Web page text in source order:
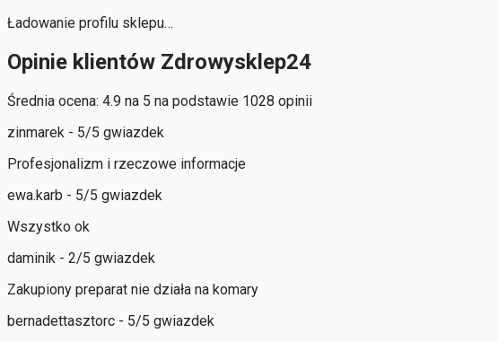
Ładowanie profilu sklepu…
Opinie klientów Zdrowysklep24
Średnia ocena: 4.9 na 5 na podstawie 1028 opinii
zinmarek - 5/5 gwiazdek
Profesjonalizm i rzeczowe informacje
ewa.karb - 5/5 gwiazdek
Wszystko ok
daminik - 2/5 gwiazdek
Zakupiony preparat nie działa na komary
bernadettasztorc - 5/5 gwiazdek